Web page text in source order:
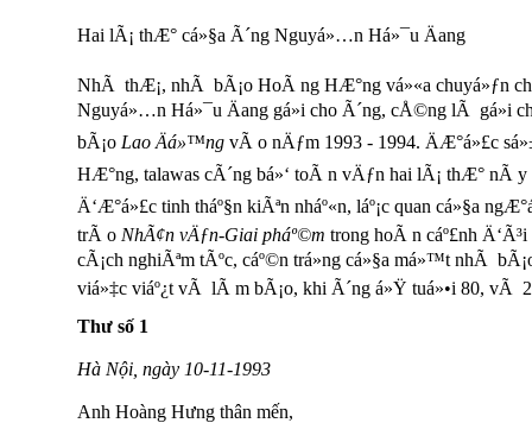
Hai lÃ¡ thÆ° cá»§a Ã´ng Nguyá»…n Há»¯u Äang
NhÃ thÆ¡, nhÃ bÃ¡o HoÃ ng HÆ°ng vá»«a chuyá»ƒn
Nguyá»…n Há»¯u Äang gá»­i cho Ã´ng, cÅ©ng lÃ gá»­i
bÃ¡o Lao Äá»™ng vÃ o nÄƒm 1993 - 1994. ÄÆ°á»£c
HÆ°ng, talawas cÃ´ng bá»‘ toÃ n vÄƒn hai lÃ¡ thÆ° nÃ y
Ä‘Æ°á»£c tinh tháº§n kiÃªn nháº«n, láº¡c quan cá»§a
trÃ o NhÃ¢n vÄƒn-Giai pháº©m trong hoÃ n cáº£nh
cÃ¡ch nghiÃªm tÃºc, cáº©n trá»ng cá»§a má»™t nhÃ
viá»‡c viáº¿t vÃ lÃ m bÃ¡o, khi Ã´ng á»Ÿ tuá»•i 80, vÃ
Thư số 1
Hà Nội, ngày 10-11-1993
Anh Hoàng Hưng thân mến,